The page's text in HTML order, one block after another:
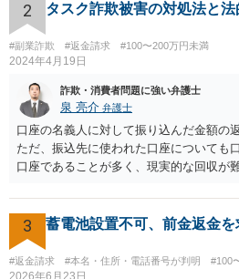
2 タスク詐欺被害の対処法と
#副業詐欺 #返金請求 #100〜200万円未満
2024年4月19日
詐欺・消費者問題に強い弁護士
泉 亮介 弁護士
口座の名義人に対して振り込んだ金額の
ただ、振込先に使われた口座についても
口座であることが多く、現実的な回収が
3 蓄電池設置不可、前金返金を
#返金請求 #本名・住所・電話番号が判明 #100
2026年6月23日